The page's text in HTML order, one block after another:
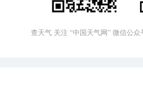
查天气 关注 “中国天气网” 微信公众